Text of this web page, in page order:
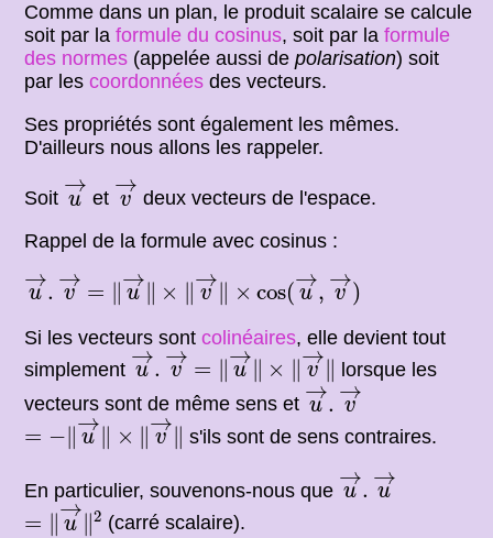
Comme dans un plan, le produit scalaire se calcule
soit par laformule du cosinus, soit par laformule
des normes (appelée aussi depolarisation) soit
par lescoordonnées des vecteurs.
Ses propriétés sont également les mêmes.
D'ailleurs nous allons les rappeler.
Soit
→
u
u→
et
→
v
v→
deux vecteurs de l'espace.
Rappel de la formule avec cosinus :
→
u . →
v
u→.v→
= →
u × →
v × cos(→
u , →
v )
→ →‖ → v→
Si les vecteurs sontcolinéaires, elle devient tout
simplement
→
u . →
v
u→.v→
= →
u × →
v
=‖u→‖×‖v→‖
lorsque les
vecteurs sont de même sens et
→
u . →
v
u → .v→
= −∥→
u ∥ × ∥→
v ∥
=−‖u→‖×‖v →‖
s'ils sont de sens contraires.
En particulier, souvenons-nous que
→
u . →
u
u→.u
= ∥→
u ∥2
=‖ u→‖2
(carré scalaire).